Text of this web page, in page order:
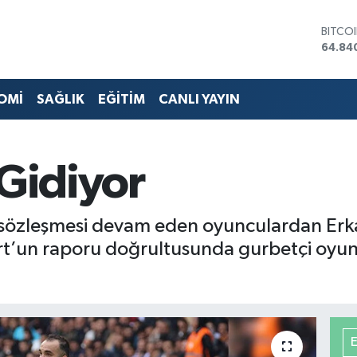
SAĞLIK EĞİTİM CANLI YAYIN
devam eden oyunculardan
raporu doğrultusunda gurbetçi